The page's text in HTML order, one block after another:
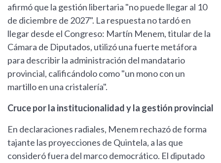
afirmó que la gestión libertaria "no puede llegar al 10
de diciembre de 2027". La respuesta no tardó en
llegar desde el Congreso: Martín Menem, titular de la
Cámara de Diputados, utilizó una fuerte metáfora
para describir la administración del mandatario
provincial, calificándolo como "un mono con un
martillo en una cristalería".
Cruce por la institucionalidad y la gestión provincial
En declaraciones radiales, Menem rechazó de forma
tajante las proyecciones de Quintela, a las que
consideró fuera del marco democrático. El diputado